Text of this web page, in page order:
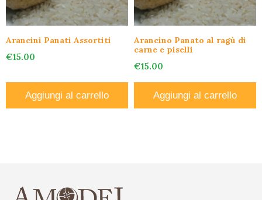
Arancini Panati Assortiti
€15.00
Aggiungi al carrello
Arancino Panato al ragù di
carne e piselli
€15.00
Aggiungi al carrello